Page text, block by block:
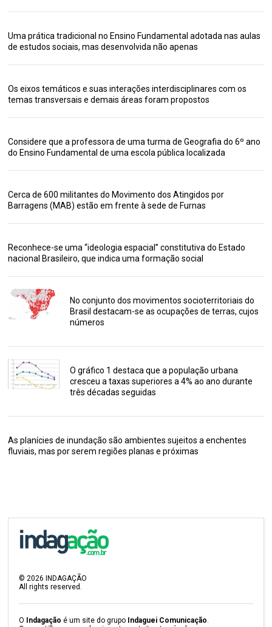
Uma prática tradicional no Ensino Fundamental adotada nas aulas
de estudos sociais, mas desenvolvida não apenas
Os eixos temáticos e suas interações interdisciplinares com os
temas transversais e demais áreas foram propostos
Considere que a professora de uma turma de Geografia do 6º ano
do Ensino Fundamental de uma escola pública localizada
Cerca de 600 militantes do Movimento dos Atingidos por
Barragens (MAB) estão em frente à sede de Furnas
Reconhece-se uma “ideologia espacial” constitutiva do Estado
nacional Brasileiro, que indica uma formação social
No conjunto dos movimentos socioterritoriais do
Brasil destacam-se as ocupações de terras, cujos
números
O gráfico 1 destaca que a população urbana
cresceu a taxas superiores a 4% ao ano durante
três décadas seguidas
As planícies de inundação são ambientes sujeitos a enchentes
fluviais, mas por serem regiões planas e próximas
©2026 INDAGAÇÃO
All rights reserved.
O Indagação é um site do grupo Indaguei Comunicação.